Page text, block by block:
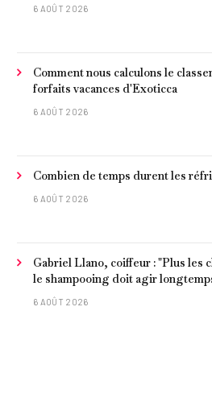
6 AOÛT 2026
Comment nous calculons le
forfaits vacances d'Exoticca
6 AOÛT 2026
Combien de temps durent les
6 AOÛT 2026
Gabriel Llano, coiffeur : "Plus les
le shampooing doit agir
laisser entre 1 et 3 minutes."
6 AOÛT 2026